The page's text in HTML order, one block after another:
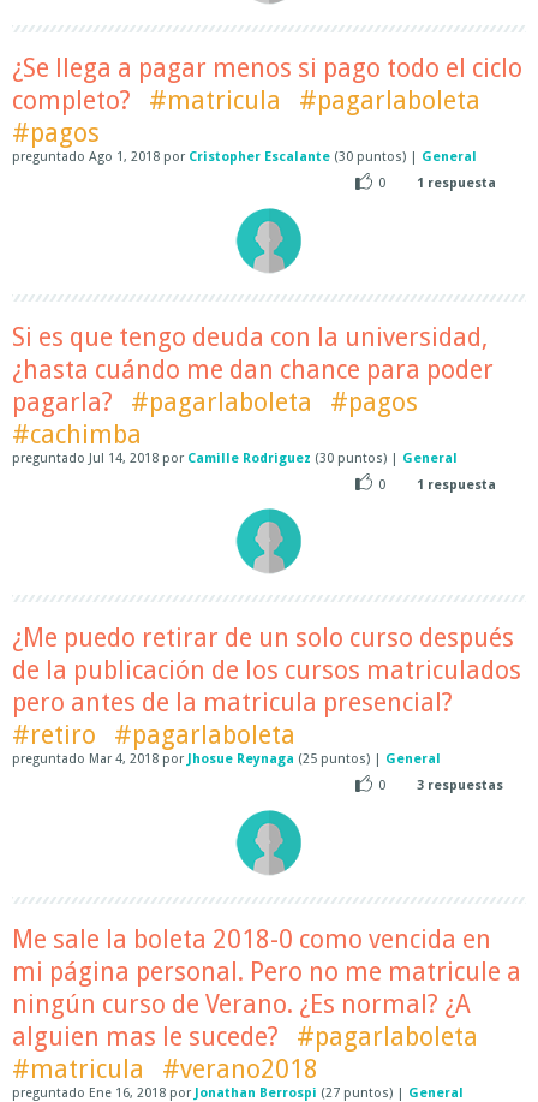
¿Se llega a pagar menos si pago todo el ciclo
completo?
#matricula
#pagarlaboleta
#pagos
preguntado Ago 1, 2018 por Cristopher Escalante (30 puntos) | General
0
1 respuesta
Si es que tengo deuda con la universidad,
¿hasta cuándo me dan chance para poder
pagarla?
#pagarlaboleta
#pagos
#cachimba
preguntado Jul 14, 2018 por Camille Rodriguez (30 puntos) | General
0
1 respuesta
¿Me puedo retirar de un solo curso después
de la publicación de los cursos matriculados
pero antes de la matricula presencial?
#retiro
#pagarlaboleta
preguntado Mar 4, 2018 por Jhosue Reynaga (25 puntos) | General
0
3 respuestas
Me sale la boleta 2018-0 como vencida en
mi página personal. Pero no me matricule a
ningún curso de Verano. ¿Es normal? ¿A
alguien mas le sucede?
#pagarlaboleta
#matricula
#verano2018
preguntado Ene 16, 2018 por Jonathan Berrospi (27 puntos) | General